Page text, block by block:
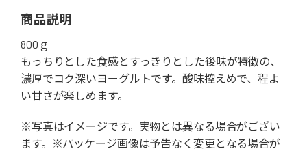
商品説明
800ｇ
もっちりとした食感とすっきりとした後味が特徴の、
濃厚でコク深いヨーグルトです。酸味控えめで、程よ
い甘さが楽しめます。
※写真はイメージです。実物とは異なる場合がござい
ます。※パッケージ画像は予告なく変更となる場合が